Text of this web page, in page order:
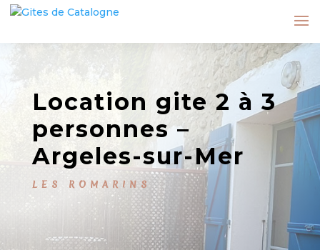
Location gite 2 à 3
personnes –
Argeles-sur-Mer
LES ROMARINS